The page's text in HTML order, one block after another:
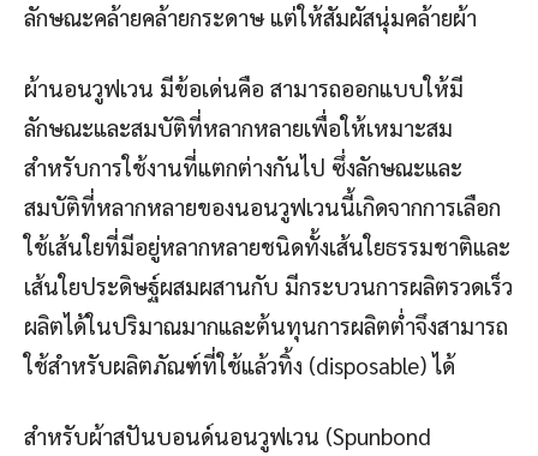
ลักษณะคล้ายคล้ายกระดาษ แต่ให้สัมผัสนุ่มคล้ายผ้า
ผ้านอนวูฟเวน มีข้อเด่นคือ สามารถออกแบบให้มี
ลักษณะและสมบัติที่หลากหลายเพื่อให้เหมาะสม
สำหรับการใช้งานที่แตกต่างกันไป ซึ่งลักษณะและ
สมบัติที่หลากหลายของนอนวูฟเวนนี้เกิดจากการเลือก
ใช้เส้นใยที่มีอยู่หลากหลายชนิดทั้งเส้นใยธรรมชาติและ
เส้นใยประดิษฐ์ผสมผสานกับ มีกระบวนการผลิตรวดเร็ว
ผลิตได้ในปริมาณมากและต้นทุนการผลิตต่ำจึงสามารถ
ใช้สำหรับผลิตภัณฑ์ที่ใช้แล้วทิ้ง (disposable) ได้
สำหรับผ้าสปันบอนด์นอนวูฟเวน (Spunbond